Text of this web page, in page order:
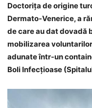
Doctorița de origine
Dermato-Venerice, a
de care au dat dovadă
mobilizarea
adunate într-un
Boli Infecțioase